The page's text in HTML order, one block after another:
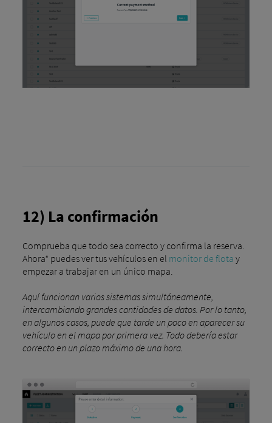
12) La confirmación
Comprueba que todo sea correcto y confirma la reserva.
Ahora* puedes ver tus vehículos en el monitor de flota y
empezar a trabajar en un único mapa.
Aquí funcionan varios sistemas simultáneamente,
intercambiando grandes cantidades de datos. Por lo tanto,
en algunos casos, puede que tarde un poco en aparecer su
vehículo en el mapa por primera vez. Todo debería estar
correcto en un plazo máximo de una hora.